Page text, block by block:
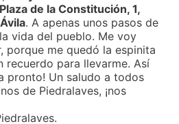
Plaza de la Constitución, 1,
. A apenas unos pasos de
vida del pueblo. Me voy
porque me quedó la espinita
recuerdo para llevarme. Así
pronto! Un saludo a todos
de Piedralaves, ¡nos